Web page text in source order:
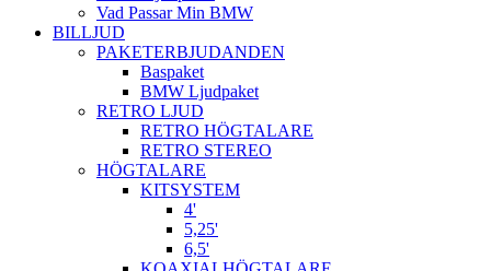
Vad Passar Min BMW
BILLJUD
PAKETERBJUDANDEN
Baspaket
BMW Ljudpaket
RETRO LJUD
RETRO HÖGTALARE
RETRO STEREO
HÖGTALARE
KITSYSTEM
4'
5,25'
6,5'